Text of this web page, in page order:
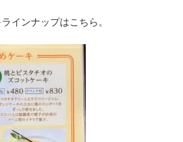
インナップはこちら。